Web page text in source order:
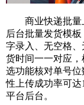
商业快递批量
后台批量发货模
字录入、无空格
货时间一一对应
选功能核对单号
性上传成功率可
平台后台。